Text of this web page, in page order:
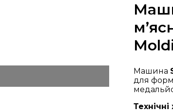
Машина
для